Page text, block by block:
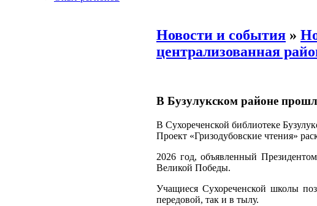
Новости и события »
централизованная
В Бузулукском районе
В Сухореченской библиотеке
Проект «Гризодубовские чтения»
2026 год, объявленный
Великой Победы.
Учащиеся Сухореченской школы
передовой, так и в тылу.